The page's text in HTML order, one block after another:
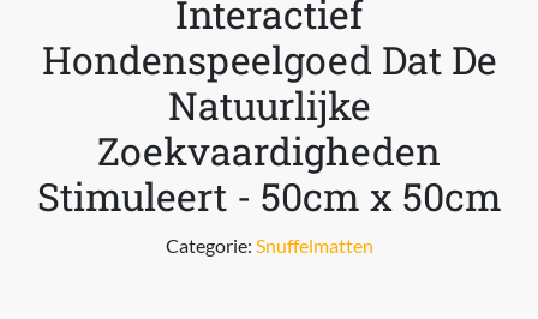
Interactief
Hondenspeelgoed Dat De
Natuurlijke
Zoekvaardigheden
Stimuleert - 50cm x 50cm
Categorie: Snuffelmatten